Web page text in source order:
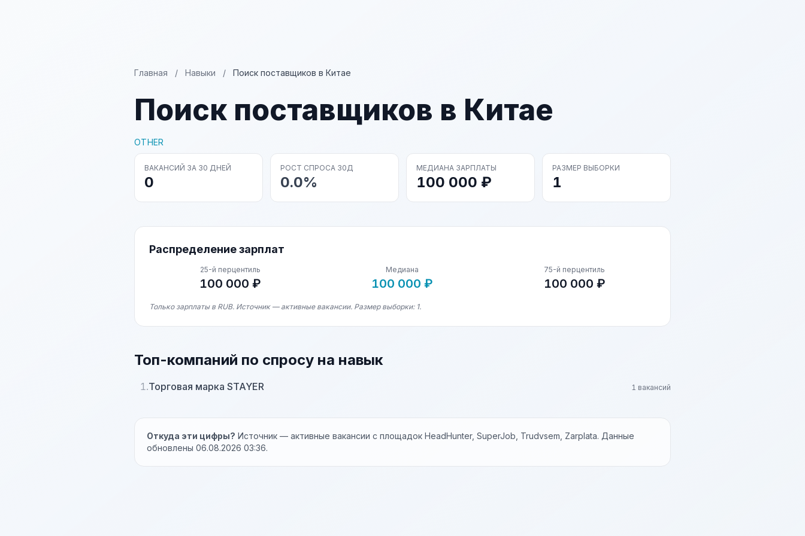
Главная / Навыки / Поиск поставщиков в Китае
Поиск поставщиков в Китае
OTHER
ВАКАНСИЙ ЗА 30 ДНЕЙ
0
РОСТ СПРОСА 30Д
0.0%
МЕДИАНА ЗАРПЛАТЫ
100 000 ₽
РАЗМЕР ВЫБОРКИ
1
Распределение зарплат
25-й перцентиль
100 000 ₽
Медиана
100 000 ₽
75-й перцентиль
100 000 ₽
Только зарплаты в RUB. Источник — активные вакансии. Размер выборки: 1.
Топ-компаний по спросу на навык
1.Торговая марка STAYER 1 вакансий
Откуда эти цифры? Источник — активные вакансии с площадок HeadHunter, SuperJob, Trudvsem, Zarplata. Данные
обновлены 06.08.2026 03:36.